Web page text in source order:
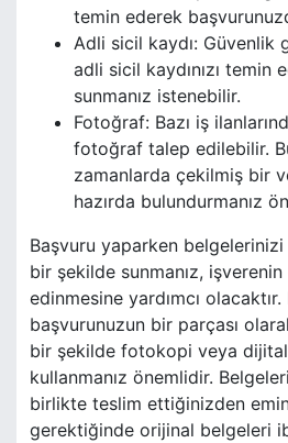
temin ederek
Adli sicil kaydı: Güvenlik
adli sicil kaydınızı temin
sunmanız istenebilir.
Fotoğraf: Bazı iş
fotoğraf talep edilebilir.
zamanlarda çekilmiş bir
hazırda bulundurmanız
Başvuru yaparken
bir şekilde sunmanız,
edinmesine yardımcı
başvurunuzun bir parçası
bir şekilde fotokopi veya dijital
kullanmanız önemlidir.
birlikte teslim ettiğinizden
gerektiğinde orijinal belgeleri